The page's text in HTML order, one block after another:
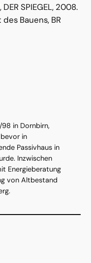
, DER SPIEGEL, 2008.
Bauens, BR
98 in Dornbirn,
in
Passivhaus in
Inzwischen
Energieberatung
von Altbestand